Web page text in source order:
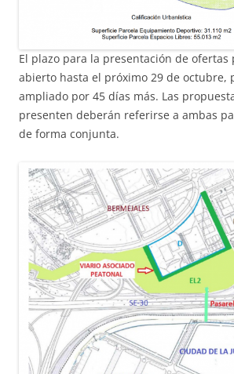
El plazo para la presentación de ofertas
abierto hasta el próximo 29 de octubre,
ampliado por 45 días más. Las
presenten deberán referirse a ambas
de forma conjunta.